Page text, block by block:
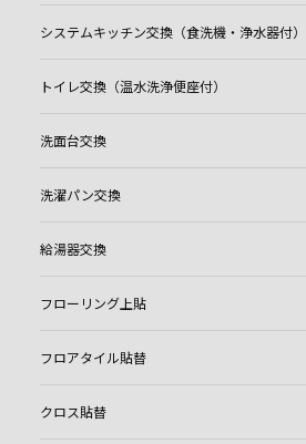
システムキッチン交換（食洗機・浄水器付）
トイレ交換（温水洗浄便座付）
洗面台交換
洗濯パン交換
給湯器交換
フローリング上貼
フロアタイル貼替
クロス貼替